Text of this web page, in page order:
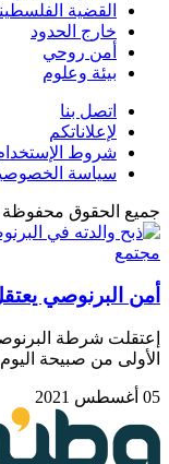
القضية
خارج الحدود
أمن روحي
بيئة وعلوم
اتصل بنا
لإعلاناتكم
شروط الإستخدام
سياسة الخصوصية
الحقوق محفوظة لموقع
البرنوصي
شرطة البرنوصي
من صبيحة اليوم
2021